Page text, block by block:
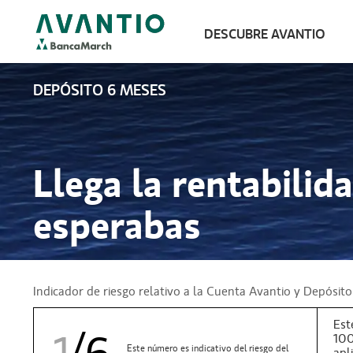
DESCUBRE AVANTIO
DEPÓSITO 6 MESES
Llega la
esperabas
Indicador de riesgo relativo a la Cuenta Avantio y
Este número es indicativo del riesgo del